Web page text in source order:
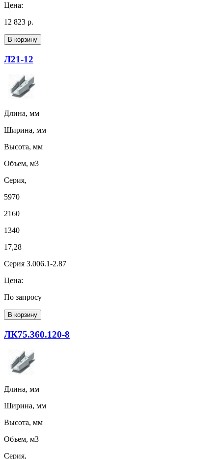
Цена:
12 823 р.
В корзину
Л21-12
Длина, мм
Ширина, мм
Высота, мм
Объем, м3
Серия,
5970
2160
1340
17,28
Серия 3.006.1-2.87
Цена:
По запросу
В корзину
ЛК75.360.120-8
Длина, мм
Ширина, мм
Высота, мм
Объем, м3
Серия,